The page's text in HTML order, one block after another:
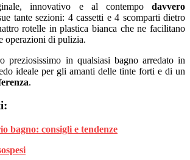
innovativo e al contempo davvero
tante sezioni: 4 cassetti e 4 scomparti dietro
rotelle in plastica bianca che ne facilitano
operazioni di pulizia.
preziosissimo in qualsiasi bagno arredato in
ideale per gli amanti delle tinte forti e di un
.
bagno: consigli e tendenze